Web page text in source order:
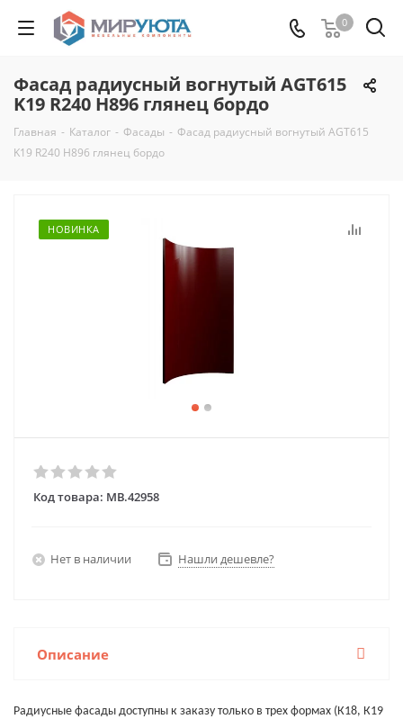
0
Фасад радиусный вогнутый AGT615
K19 R240 H896 глянец бордо
Главная - Каталог - Фасады - Фасад радиусный вогнутый AGT615
K19 R240 H896 глянец бордо
НОВИНКА
Код товара: MB.42958
Нет в наличии Нашли дешевле?
Описание
Радиусные фасады доступны к заказу только в трех формах (К18, К19